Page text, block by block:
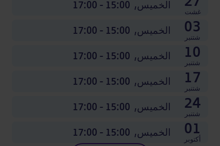
غشت الخميس, 15:00 - 17:00
03
شتنبر الخميس, 15:00 - 17:00
10
شتنبر الخميس, 15:00 - 17:00
17
شتنبر الخميس, 15:00 - 17:00
24
شتنبر الخميس, 15:00 - 17:00
01
أكتوبر الخميس, 15:00 - 17:00